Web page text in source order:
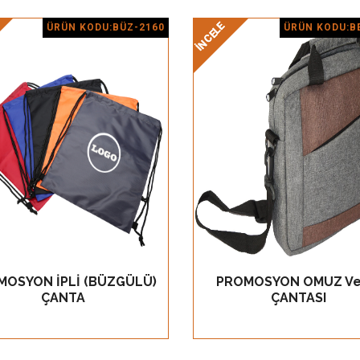
ÜRÜN KODU:BÜZ-2160
GÖZ AT
Ürün Detay
İPLİ (BÜZGÜLÜ)
ÇANTA
İNCELE
İNCELE ÜRÜN
GÖZ AT
Ürün Detay
PROMOSYON OMUZ
ÇANTASI